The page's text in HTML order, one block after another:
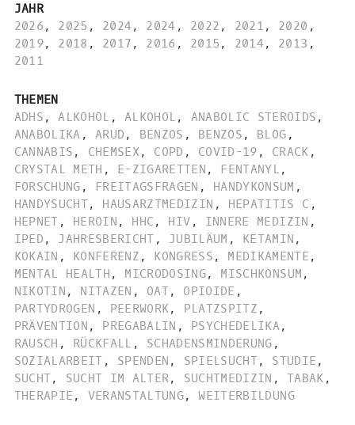
JAHR
2026 , 2025 , 2024, 2024 , 2022 , 2021 , 2020 ,
2019, 2018 , 2017 , 2016 , 2015 , 2014, 2013 ,
2011
THEMEN
ADHS , ALKOHOL , ALKOHOL , ANABOLIC STEROIDS ,
ANABOLIKA , ARUD , BENZOS , BENZOS , BLOG ,
CANNABIS , CHEMSEX , COPD , COVID-19 , CRACK ,
CRYSTAL METH , E-ZIGARETTEN , FENTANYL ,
FORSCHUNG , FREITAGSFRAGEN , HANDYKONSUM ,
HANDYSUCHT, HAUSARZTMEDIZIN , HEPATITIS C ,
HEPNET , HEROIN , HHC , HIV , INNERE MEDIZIN ,
IPED , JAHRESBERICHT , JUBILÄUM , KETAMIN ,
KOKAIN , KONFERENZ , KONGRESS , MEDIKAMENTE ,
MENTAL HEALTH , MICRODOSING, MISCHKONSUM ,
NIKOTIN , NITAZEN , OAT, OPIOIDE ,
PARTYDROGEN , PEERWORK, PLATZSPITZ ,
PRÄVENTION , PREGABALIN , PSYCHEDELIKA,
RAUSCH , RÜCKFALL , SCHADENSMINDERUNG ,
SOZIALARBEIT , SPENDEN , SPIELSUCHT, STUDIE ,
SUCHT, SUCHT IM ALTER, SUCHTMEDIZIN , TABAK ,
THERAPIE , VERANSTALTUNG, WEITERBILDUNG